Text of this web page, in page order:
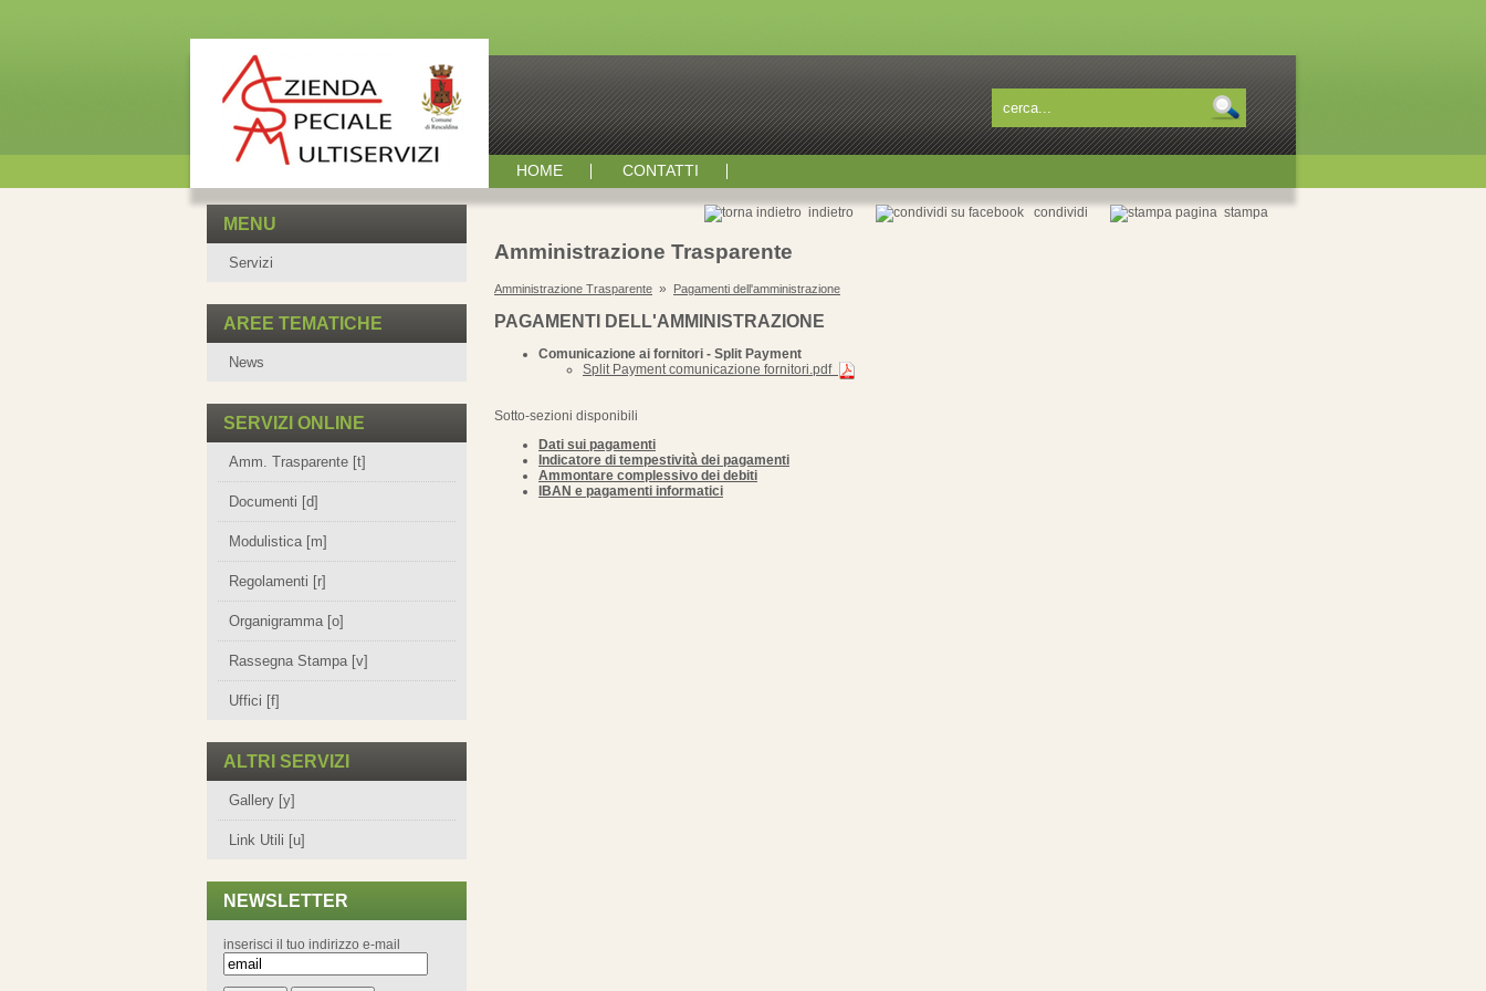
HOME CONTATTI
MENU
Servizi
AREE TEMATICHE
News
SERVIZI ONLINE
Amm. Trasparente [t]
Documenti [d]
Modulistica [m]
Regolamenti [r]
Organigramma [o]
Rassegna Stampa [v]
Uffici [f]
ALTRI SERVIZI
Gallery [y]
Link Utili [u]
NEWSLETTER
inserisci il tuo indirizzo e-mail
stampa
condividi
indietro
Amministrazione Trasparente
Amministrazione Trasparente » Pagamenti dell'amministrazione
PAGAMENTI DELL'AMMINISTRAZIONE
Comunicazione ai fornitori - Split Payment
Split Payment comunicazione fornitori.pdf
Sotto-sezioni disponibili
Dati sui pagamenti
Indicatore di tempestività dei pagamenti
Ammontare complessivo dei debiti
IBAN e pagamenti informatici